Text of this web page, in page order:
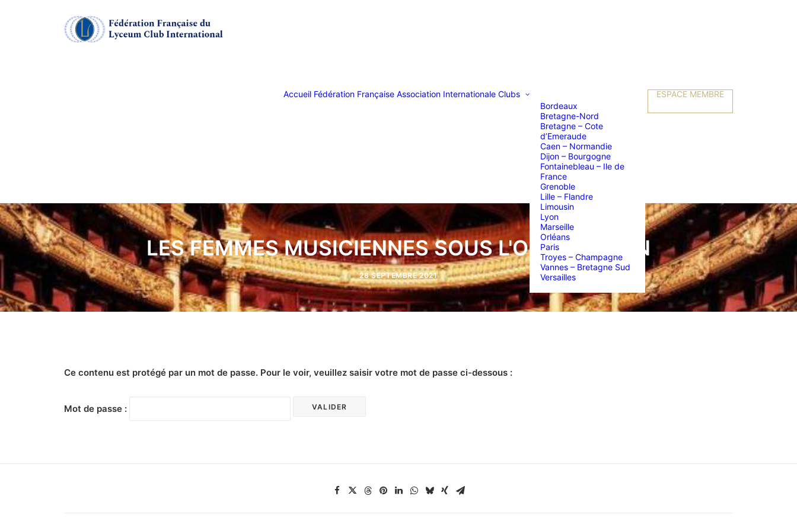
Accueil Fédération Française Association Internationale Clubs
Bordeaux
Bretagne-Nord
Bretagne – Cote
d’Emeraude
Caen – Normandie
Dijon – Bourgogne
Fontainebleau – Ile de
France
Grenoble
Lille – Flandre
Limousin
Lyon
Marseille
Orléans
Paris
Troyes – Champagne
Vannes – Bretagne Sud
Versailles
ESPACE MEMBRE
LES FEMMES MUSICIENNES SOUS L'OCCUPATION
28 SEPTEMBRE 2021
Ce contenu est protégé par un mot de passe. Pour le voir, veuillez saisir votre mot de passe ci-dessous :
Mot de passe :